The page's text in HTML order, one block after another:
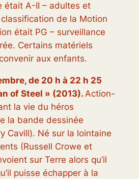
était A-II – adultes et
de la Motion
était PG – surveillance
Certains matériels
aux enfants.
de 20 h à 22 h 25
of Steel » (2013). Action-
la vie du héros
la bande dessinée
Cavill). Né sur la lointaine
(Russell Crowe et
sur Terre alors qu’il
puisse échapper à la